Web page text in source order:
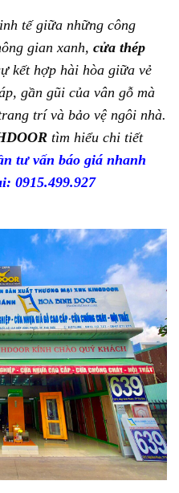
chia làm 3 đợt:
tế giữa những công
gian xanh, cửa thép
kết hợp hài hòa giữa vẻ
gần gũi của vân gỗ mà
trí và bảo vệ ngôi nhà.
tìm hiểu chi tiết
tư vấn báo giá nhanh
0915.499.927